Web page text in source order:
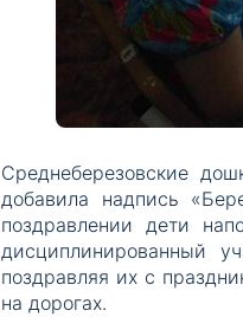
Среднеберезовские
добавила надпись
поздравлении дети
дисциплинированный
поздравляя их с
на дорогах.